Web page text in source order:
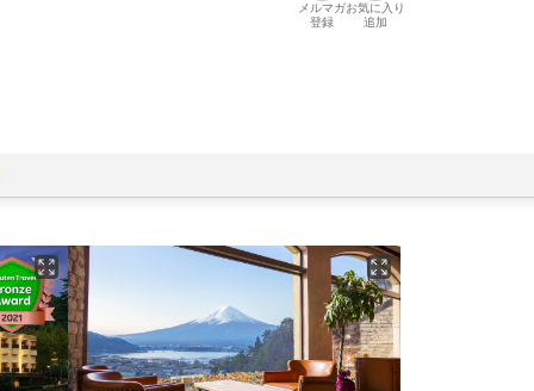
メルマガ
登録
お気に入り
追加